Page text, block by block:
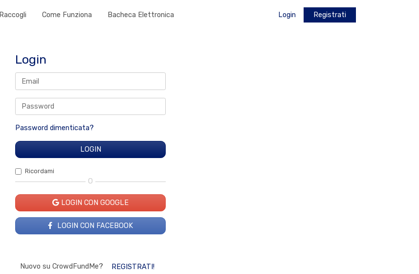
Raccogli Come Funziona Bacheca Elettronica Login Registrati
Login
Password dimenticata?
Ricordami
O
LOGIN CON GOOGLE
LOGIN CON FACEBOOK
Nuovo su CrowdFundMe? REGISTRATI!